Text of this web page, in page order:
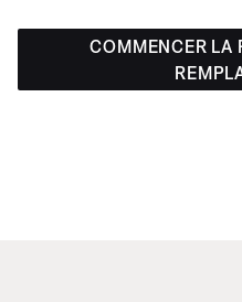
COMMENCER LA